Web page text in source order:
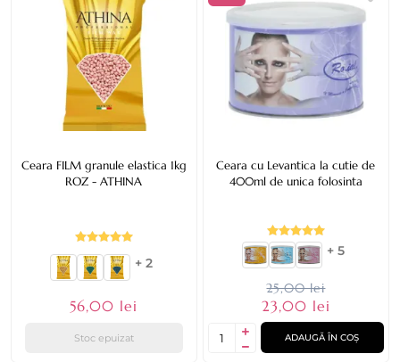
Ceara FILM granule elastica 1kg
ROZ - ATHINA
+ 2
56,00 lei
Stoc epuizat
Ceara cu Levantica la cutie de
400ml de unica folosinta
+ 5
25,00 lei
23,00 lei
ADAUGĂ ÎN COȘ